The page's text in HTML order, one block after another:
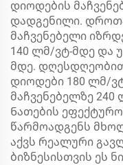
დიოდების
დადგენილი.
მაჩვენებელი
140 ლმ/ვტ-მდე და
მდე.
დიოდები 180 ლმ/
მაჩვენებელზე
Ნათების
წარმოადგენს
აქვს რეალური
ბიზნესისთვის ეს